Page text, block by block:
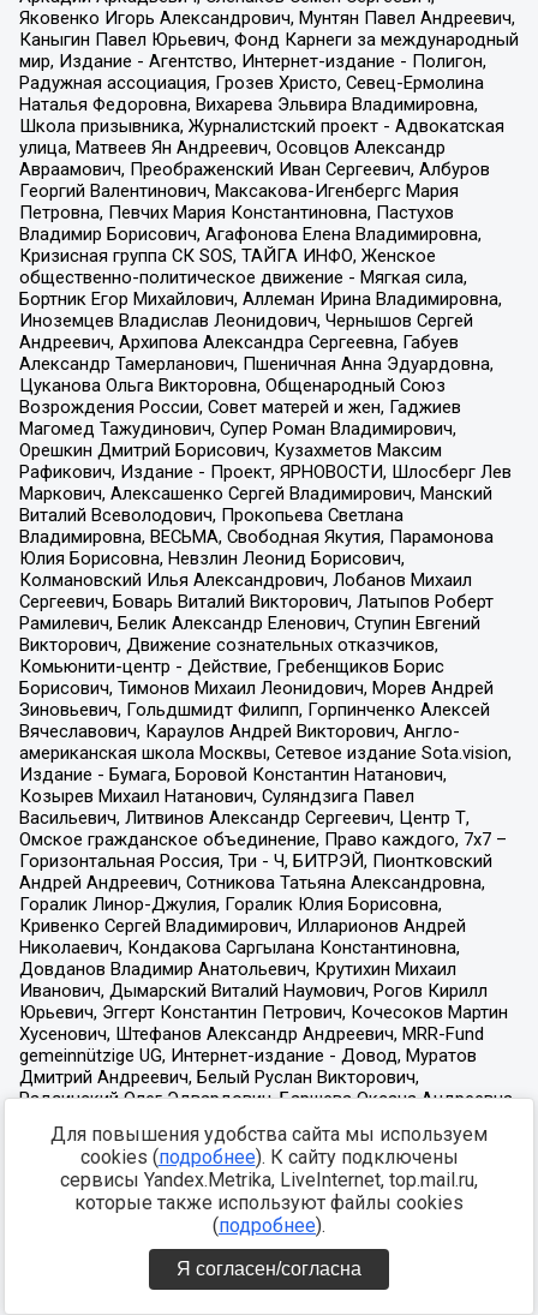
Для повышения удобства сайта мы используем
cookies (подробнее). К сайту подключены
сервисы Yandex.Metrika, LiveInternet, top.mail.ru,
которые также используют файлы cookies
(подробнее).
Я согласен/согласна